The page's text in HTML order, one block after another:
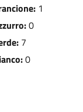
1
0
7
0